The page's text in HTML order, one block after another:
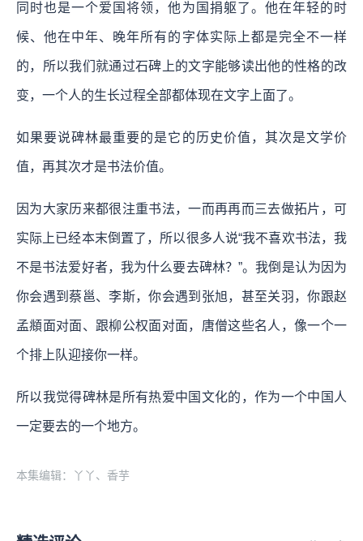
同时也是一个爱国将领，他为国捐躯了。他在年轻的时
候、他在中年、晚年所有的字体实际上都是完全不一样
的，所以我们就通过石碑上的文字能够读出他的性格的改
变，一个人的生长过程全部都体现在文字上面了。
如果要说碑林最重要的是它的历史价值，其次是文学价
值，再其次才是书法价值。
因为大家历来都很注重书法，一而再再而三去做拓片，可
实际上已经本末倒置了，所以很多人说“我不喜欢书法，我
不是书法爱好者，我为什么要去碑林？”。我倒是认为因为
你会遇到蔡邕、李斯，你会遇到张旭，甚至关羽，你跟赵
孟頫面对面、跟柳公权面对面，唐僧这些名人，像一个一
个排上队迎接你一样。
所以我觉得碑林是所有热爱中国文化的，作为一个中国人
一定要去的一个地方。
本集编辑：丫丫、香芋